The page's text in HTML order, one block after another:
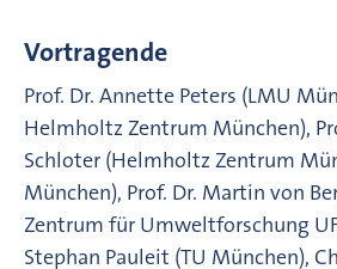
Vortragende
Prof. Dr. Annette Peters (LMU
Helmholtz Zentrum München),
Schloter (Helmholtz Zentrum
München), Prof. Dr. Martin von
Zentrum für Umweltforschung
Stephan Pauleit (TU München),